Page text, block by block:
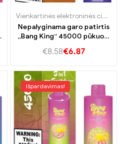
,Vienkartinės
Vienkartinės elektroninės cigaretės Portugalija
Nepalyginama garo patirtis
„Bang King“ 45000 pūkuoti
koksą,Mėlynių aviečių ir
€8.58€6.87
Išpardavimas!